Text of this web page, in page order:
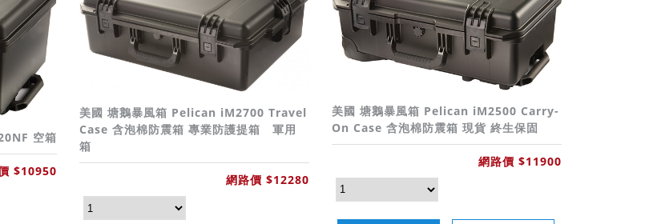
空箱
$10950
美國 塘鵝暴風箱 Pelican iM2700 Travel
Case 含泡棉防震箱 專業防護提箱 軍用
箱
網路價 $12280
美國 塘鵝暴風箱 Pelican iM2500 Carry-
On Case 含泡棉防震箱 現貨 終生保固
網路價 $11900